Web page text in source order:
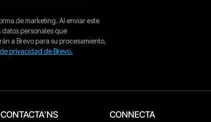
CONTACTA'NS CONNECTA